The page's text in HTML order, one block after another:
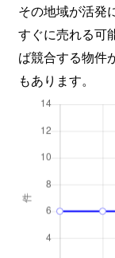
その地域が活発
すぐに売れる可
ば競合する物件
もあります。